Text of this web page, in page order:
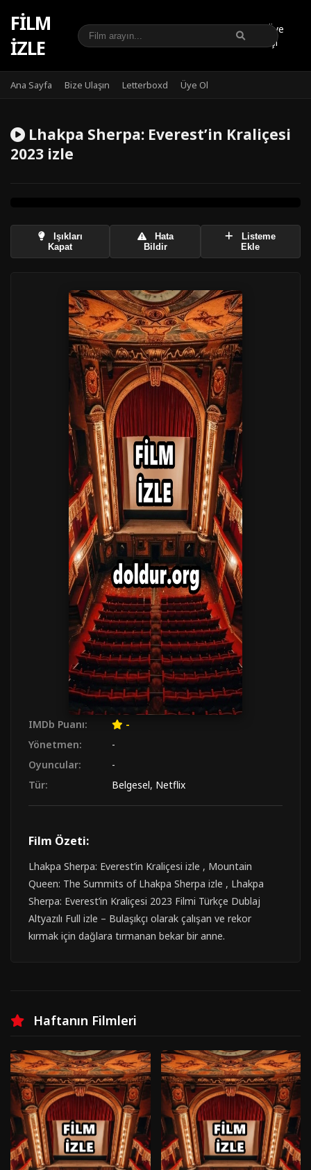
FILM
IZLE
Üye
Girişi
Ana Sayfa Bize Ulaşın Letterboxd Üye Ol
Lhakpa Sherpa: Everest’in Kraliçesi
2023 izle
Işıkları
Kapat
Hata
Bildir
Listeme
Ekle
IMDb Puanı:
-
Yönetmen:
-
Oyuncular:
-
Tür:
Belgesel, Netflix
Film Özeti:
Lhakpa Sherpa: Everest’in Kraliçesi izle , Mountain
Queen: The Summits of Lhakpa Sherpa izle , Lhakpa
Sherpa: Everest’in Kraliçesi 2023 Filmi Türkçe Dublaj
Altyazılı Full izle – Bulaşıkçı olarak çalışan ve rekor
kırmak için dağlara tırmanan bekar bir anne.
Haftanın Filmleri